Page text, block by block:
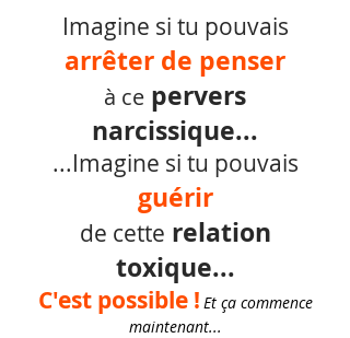
Imagine si tu pouvais
arrêter de penser
à ce pervers
narcissique...
...Imagine si tu pouvais
guérir
de cette relation
toxique...
C'est possible ! Et ça commence
maintenant...